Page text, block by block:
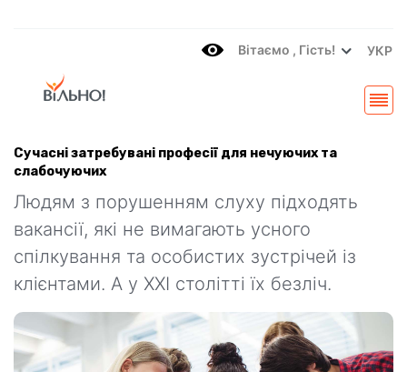
Вітаємo , Гість! УКР
Сучаснi затребуванi професії для нечуючих та
слабочуючих
Людям з порушенням слуху підходять
вакансії, які не вимагають усного
спілкування та особистих зустрічей із
клієнтами. А у XXI столітті їх безліч.